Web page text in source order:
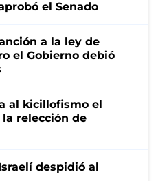
el Senado
a la ley de
el Gobierno debió
al kicillofismo el
relección de
despidió al